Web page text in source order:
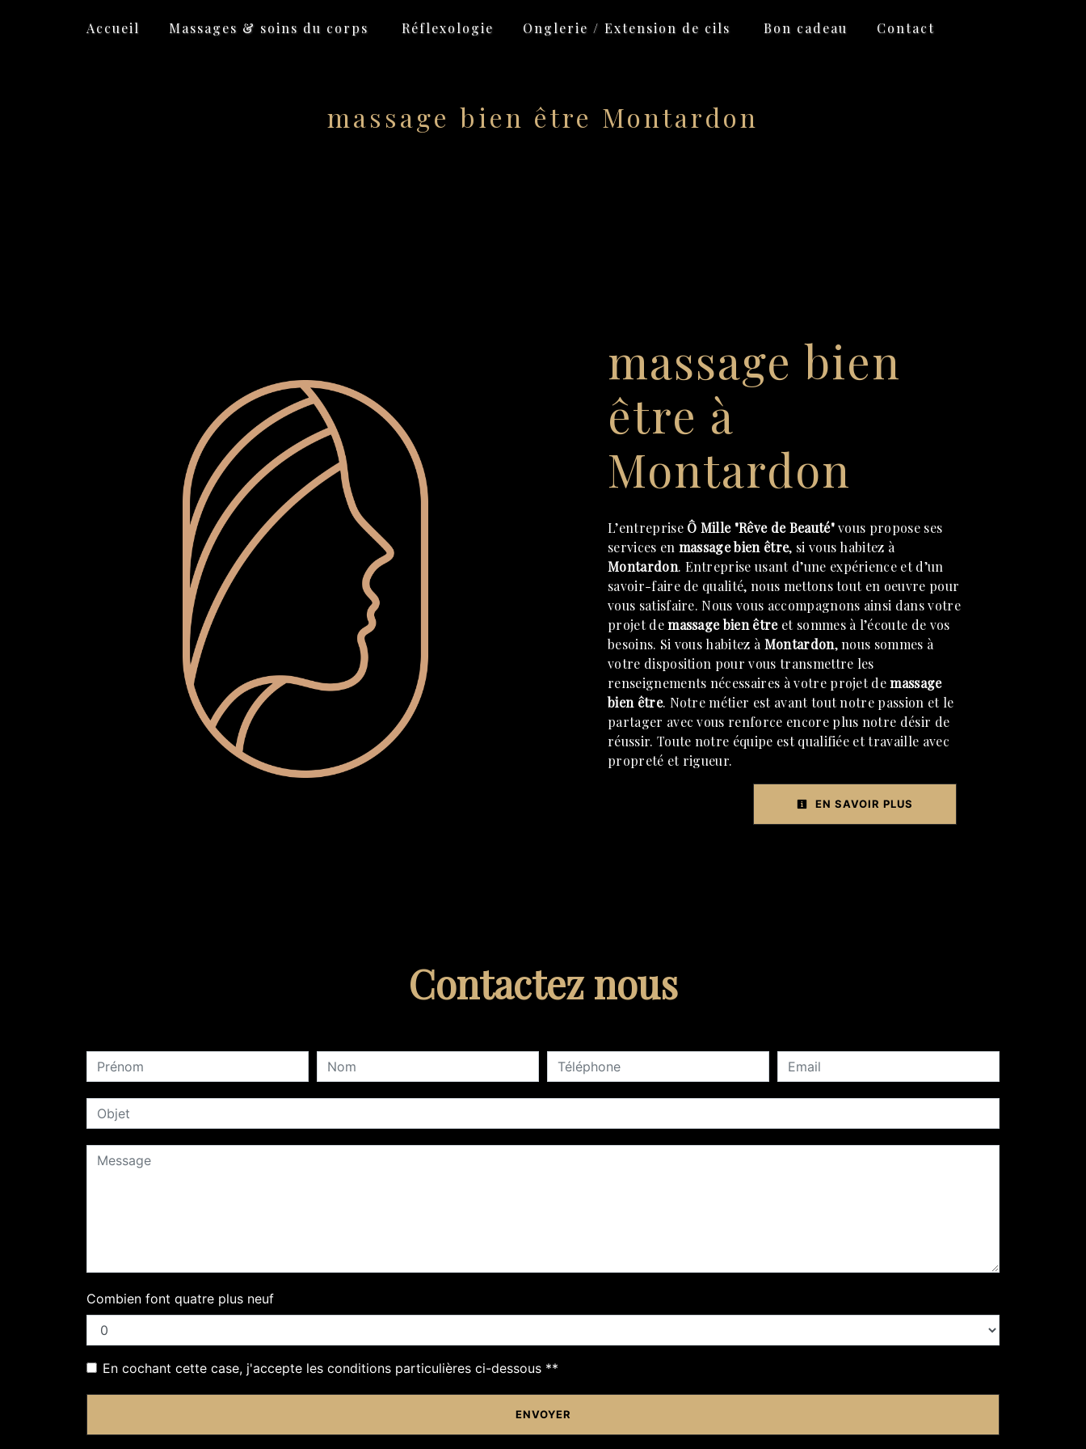
Accueil Massages & soins du corps Réflexologie Onglerie / Extension de cils Bon cadeau Contact
massage bien être Montardon
massage bien
être à
Montardon
L’entreprise Ô Mille "Rêve de Beauté"vous propose ses
services en massage bien être, si vous habitez à
Montardon. Entreprise usant d’une expérience et d’un
savoir-faire de qualité, nous mettons tout en oeuvre pour
vous satisfaire. Nous vous accompagnons ainsi dans votre
projet demassage bien êtreet sommes à l’écoute de vos
besoins. Si vous habitez à Montardon, nous sommes à
votre disposition pour vous transmettre les
renseignements nécessaires à votre projet demassage
bien être. Notre métier est avant tout notre passion et le
partager avec vous renforce encore plus notre désir de
réussir. Toute notre équipe est qualifiée et travaille avec
propreté et rigueur.
EN SAVOIR PLUS
Contactez nous
Combien font quatre plus neuf
En cochant cette case, j'accepte les conditions particulières ci-dessous **
ENVOYER